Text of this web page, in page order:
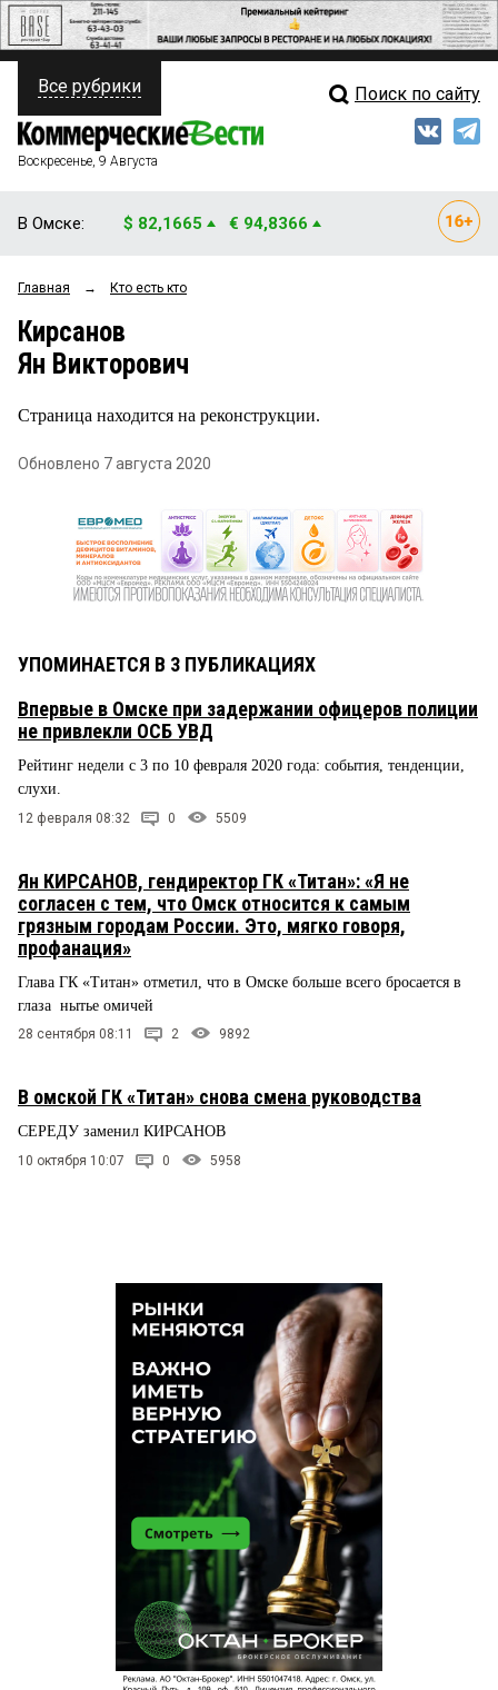
ПОЛИТИКА
ФИНАНСЫ
ОБЩЕСТВО
ЗАКОН
Свежий выпуск
Все рубрики Поиск по сайту
Воскресенье, 9 Августа
В Омске: $ 82,1665 € 94,8366
Главная → Кто есть кто
Кирсанов
Ян Викторович
Страница находится на реконструкции.
Обновлено 7 августа 2020
УПОМИНАЕТСЯ В 3 ПУБЛИКАЦИЯХ
Впервые в Омске при задержании офицеров полиции
не привлекли ОСБ УВД
Рейтинг недели с 3 по 10 февраля 2020 года: события, тенденции,
слухи.
12 февраля 08:32 0 5509
Ян КИРСАНОВ, гендиректор ГК «Титан»: «Я не
согласен с тем, что Омск относится к самым
грязным городам России. Это, мягко говоря,
профанация»
Глава ГК «Титан» отметил, что в Омске больше всего бросается в
глаза нытье омичей
28 сентября 08:11 2 9892
В омской ГК «Титан» снова смена руководства
СЕРЕДУ заменил КИРСАНОВ
10 октября 10:07 0 5958